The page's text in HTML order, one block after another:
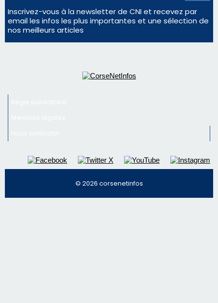
Inscrivez-vous à la newsletter de CNI et recevez par
email les infos les plus importantes et une sélection de
nos meilleurs articles
© 2026 corsenetinfos